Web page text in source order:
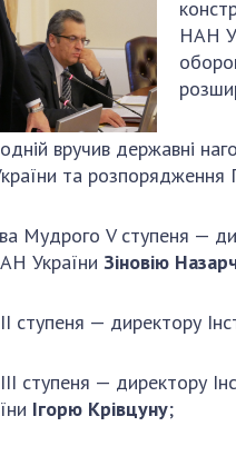
НАН
вручив державні
та розпорядження
Мудрого V ступеня —
України Зіновію
ступеня — директору
ступеня — директору
Ігорю Крівцуну;